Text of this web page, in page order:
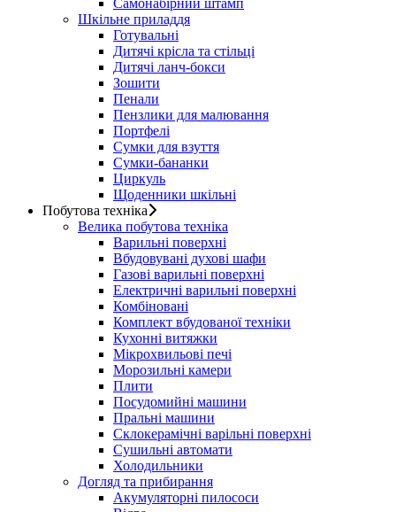
Самонабірний штамп
Шкільне приладдя
Готувальні
Дитячі крісла та стільці
Дитячі ланч-бокси
Зошити
Пенали
Пензлики для малювання
Портфелі
Сумки для взуття
Сумки-бананки
Циркуль
Щоденники шкільні
Побутова техніка
Велика побутова техніка
Варильні поверхні
Вбудовувані духові шафи
Газові варильні поверхні
Електричні варильні поверхні
Комбіновані
Комплект вбудованої техніки
Кухонні витяжки
Мікрохвильові печі
Морозильні камери
Плити
Посудомийні машини
Пральні машини
Склокерамічні варільні поверхні
Сушильні автомати
Холодильники
Догляд та прибирання
Акумуляторні пилососи